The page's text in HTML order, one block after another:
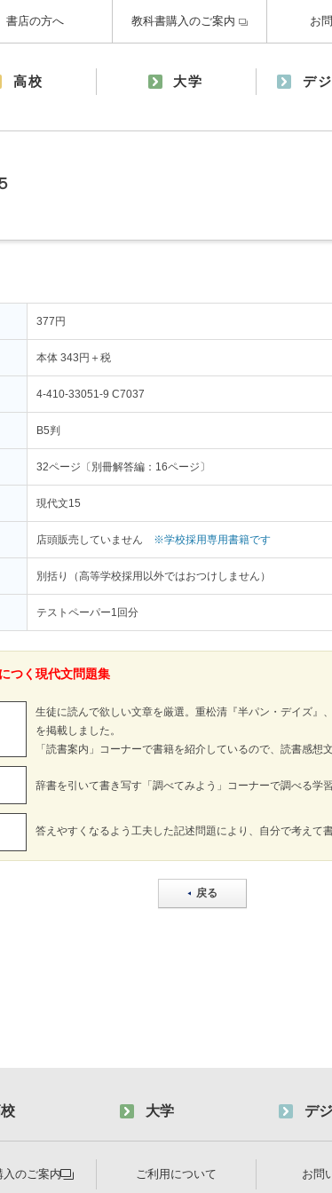
書店の方へ 教科書購入のご案内 お
高校 大学 デ
377円
本体 343円＋税
4-410-33051-9 C7037
B5判
32ページ〔別冊解答編：16ページ〕
現代文15
店頭販売していません ※学校採用専用書籍です
別括り（高等学校採用以外ではおつけしません）
テストペーパー1回分
つく現代文問題集
生徒に読んで欲しい文章を厳選。重松清『半パン・デイズ』
を掲載しました。
「読書案内」コーナーで書籍を紹介しているので、読書感想
辞書を引いて書き写す「調べてみよう」コーナーで調べる学
答えやすくなるよう工夫した記述問題により、自分で考えて
戻る
大学 デ
入のご案内 ご利用について お問